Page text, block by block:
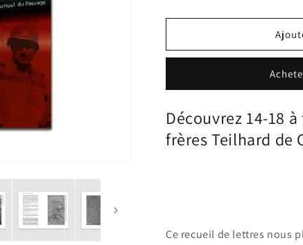
Découvrez 14-18
frères Teilhard de
Ce recueil de lettres nous